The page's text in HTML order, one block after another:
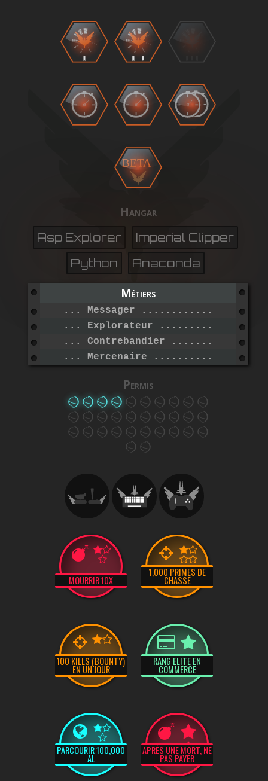
BETA
Hangar
Asp Explorer
Imperial Clipper
Python
Anaconda
Métiers
... Messager
... Explorateur
... Contrebandier
... Mercenaire
Permis
MOURRIR 10X
1,000 PRIMES DE
CHASSE
100 KILLS (BOUNTY)
EN UN JOUR
RANG ELITE EN
COMMERCE
PARCOURIR 100,000
AL
APRÈS UNE MORT, NE
PAS PAYER